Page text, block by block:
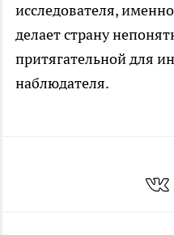
исследователя,
делает страну
притягательной для
наблюдателя.